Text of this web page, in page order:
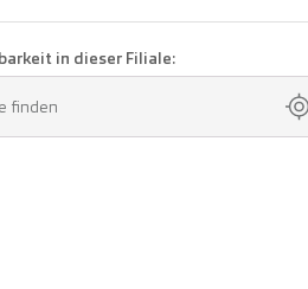
in dieser Filiale:
finden